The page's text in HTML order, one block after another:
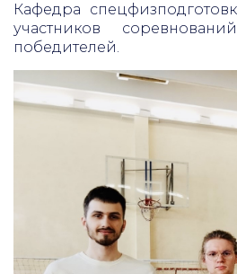
Кафедра
участников
победителей.